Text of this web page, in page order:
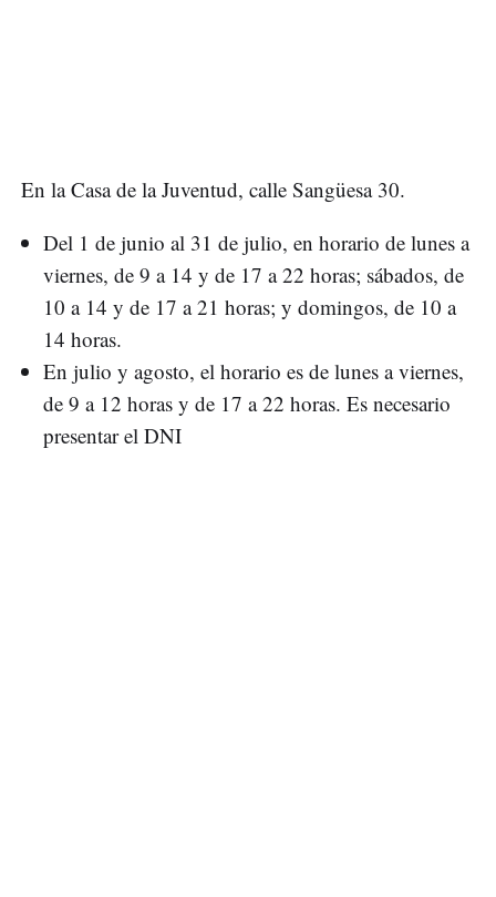
En la Casa de la Juventud, calle Sangüesa 30.
Del 1 de junio al 31 de julio, en horario de lunes a
viernes, de 9 a 14 y de 17 a 22 horas; sábados, de
10 a 14 y de 17 a 21 horas; y domingos, de 10 a
14 horas.
En julio y agosto, el horario es de lunes a viernes,
de 9 a 12 horas y de 17 a 22 horas. Es necesario
presentar el DNI